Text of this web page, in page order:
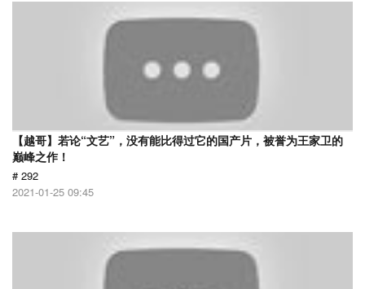
【越哥】若论“文艺”，没有能比得过它的国产片，被誉为王家卫的
巅峰之作！
# 292
2021-01-25 09:45